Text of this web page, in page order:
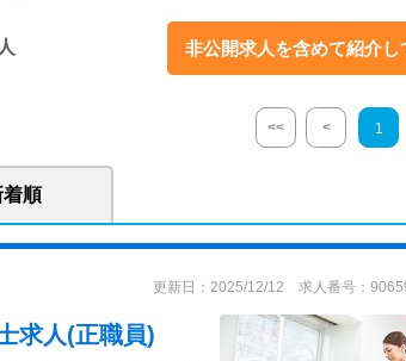
業所 美山やすらぎホーム ・訪問介護事業所 美山やすら
・通所介護事業 知井デイサービスセンター ■高齢者総
福祉施設 しゅうざん ・短期入所生活介護事業所 しゅう
ビスセンター ■京北地域において30年以上、介護サービ
を経営理念として、ご利用者お一人お一人の生活リズム
ています。 ■どの施設も自然豊かな環境の中にあり、穏
いています。 【関連施設】 ■高齢者福祉施設豊和園（
らぎホーム（7事業所） ■高齢者総合福祉施設 しゅうざ
業理念としています。 利用者の方の生活リズムを尊重
・高齢者総合福祉施設美山やすらぎホーム ・高齢者総
全育成事業京北学童クラブ ・高齢サポート京都市京北
非公開求人を含めて紹介し
<< < 1
着順
更新日：2025/12/12 求人番号：
求人(正職員)